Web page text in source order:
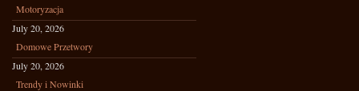
Motoryzacja
July 20, 2026
Domowe Przetwory
July 20, 2026
Trendy i Nowinki